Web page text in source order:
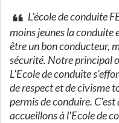
L'école de conduite
moins jeunes la
être un bon conducteur,
sécurité. Notre principal
L'Ecole de conduite
de respect et de civisme
permis de conduire.
accueillons à l'Ecole de